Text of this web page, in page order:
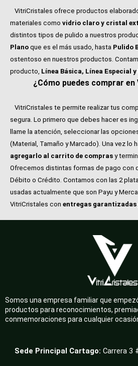
VitriCristales ofrece productos
materiales como vidrio claro y cristal
distintos tipos de pulido a nuestros
Plano que es el más usado, hasta Pulido
ostentoso en nuestros productos.
producto, Línea Básica, Línea Especial
¿Cómo puedes comprar
VitriCristales te permite realizar tus
segura. Lo primero que debes hacer es
llame la atención, seleccionar las
(Material, Tamaño y Marcado). Una vez lo
agregarlo al carrito de compras y
Ofrecemos distintas formas de pago con
Débito o Crédito. Contamos con las 2
usadas actualmente que son Payu y
VitriCristales con entregas garantizadas
Somos una empresa familiar que
productos para reconocimientos,
conmemoraciones para cualquier
Sede Principal Cartago: Carrera 3